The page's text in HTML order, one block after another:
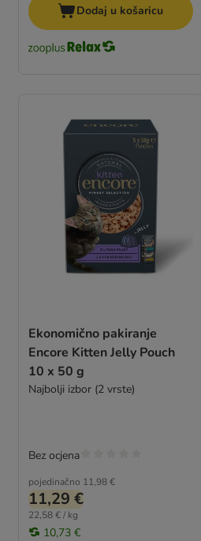
Dodaj u košaricu
Ekonomično pakiranje
Encore Kitten Jelly Pouch
10 x 50 g
Najbolji izbor (2 vrste)
pojedinačno 11,98 €
11,29 €
22,58 € / kg
10,73 €
Bez ocjena